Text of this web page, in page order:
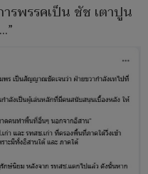
รพรรคเป็น ชัช เตาปูน